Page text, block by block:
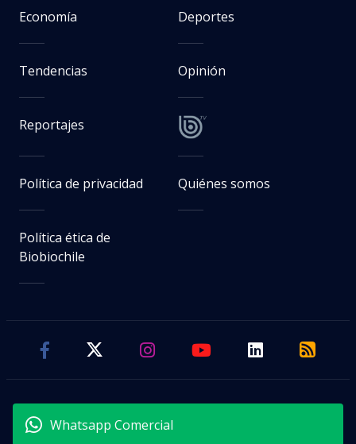
Economía Deportes
Tendencias Opinión
Reportajes
Política de privacidad Quiénes somos
Política ética de
Biobiochile
Whatsapp Comercial